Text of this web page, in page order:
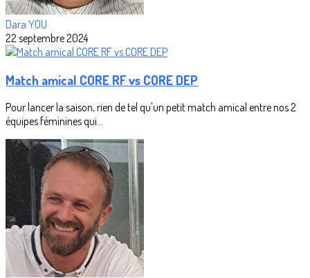
Dara YOU
22 septembre 2024
Match amical CORE RF vs CORE DEP
Pour lancer la saison, rien de tel qu'un petit match amical entre nos 2
équipes féminines qui...